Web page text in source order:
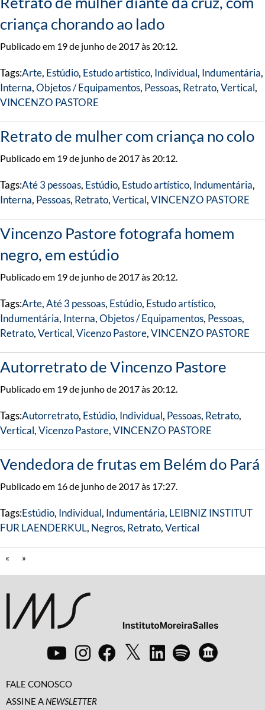
criança chorando ao lado
Publicado em 19 de junho de 2017 às 20:12.
Tags:Arte, Estúdio, Estudo artístico, Individual, Indumentária,
Interna,Objetos / Equipamentos, Pessoas, Retrato,Vertical,
VINCENZO PASTORE
Retrato de mulher com criança no colo
Publicado em 19 de junho de 2017 às 20:12.
Tags:Até 3 pessoas, Estúdio, Estudo artístico, Indumentária,
Interna, Pessoas, Retrato,Vertical,VINCENZO PASTORE
Vincenzo Pastore fotografa homem
negro, em estúdio
Publicado em 19 de junho de 2017 às 20:12.
Tags:Arte,Até 3 pessoas, Estúdio, Estudo artístico,
Indumentária, Interna,Objetos / Equipamentos, Pessoas,
Retrato,Vertical,Vicenzo Pastore,VINCENZO PASTORE
Autorretrato de Vincenzo Pastore
Publicado em 19 de junho de 2017 às 20:12.
Tags:Autorretrato, Estúdio, Individual, Pessoas, Retrato,
Vertical,Vicenzo Pastore,VINCENZO PASTORE
Vendedora de frutas em Belém do Pará
Publicado em 16 de junho de 2017 às 17:27.
Tags:Estúdio, Individual, Indumentária, LEIBNIZ INSTITUT
FUR LAENDERKUL, Negros, Retrato,Vertical
« »
FALE CONOSCO
ASSINE A NEWSLETTER